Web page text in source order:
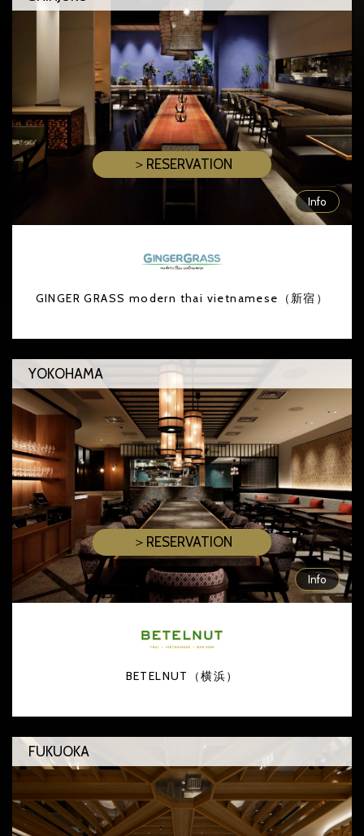
＞RESERVATION
Info
GINGER GRASS modern thai vietnamese（新宿）
YOKOHAMA
＞RESERVATION
Info
BETELNUT（横浜）
FUKUOKA